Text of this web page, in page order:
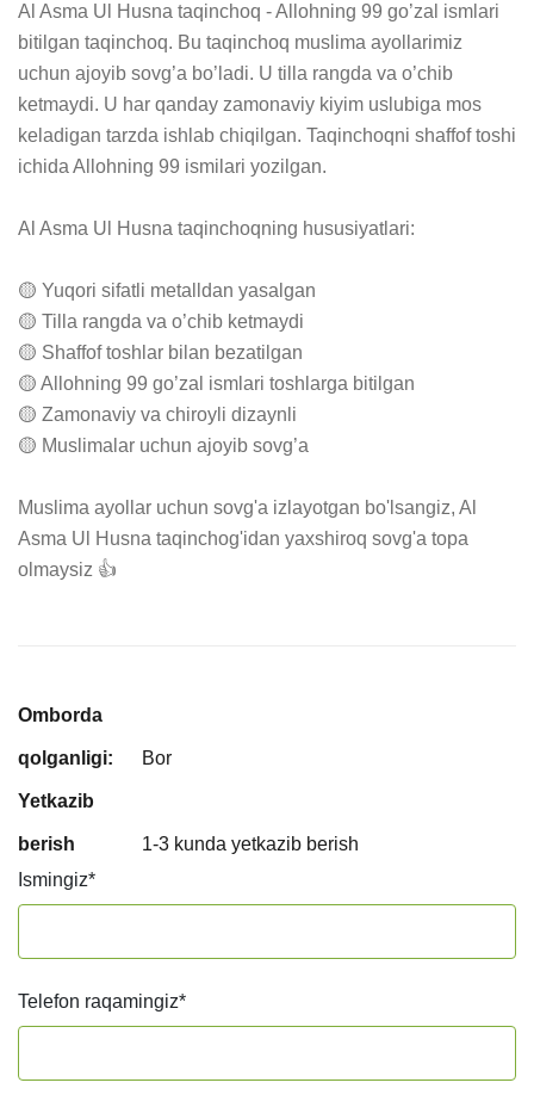
Al Asma Ul Husna taqinchoq - Allohning 99 go’zal ismlari
bitilgan taqinchoq. Bu taqinchoq muslima ayollarimiz
uchun ajoyib sovg’a bo’ladi. U tilla rangda va o’chib
ketmaydi. U har qanday zamonaviy kiyim uslubiga mos
keladigan tarzda ishlab chiqilgan. Taqinchoqni shaffof toshi
ichida Allohning 99 ismilari yozilgan.
Al Asma Ul Husna taqinchoqning hususiyatlari:
🟡 Yuqori sifatli metalldan yasalgan
🟡 Tilla rangda va o’chib ketmaydi
🟡 Shaffof toshlar bilan bezatilgan
🟡 Allohning 99 go’zal ismlari toshlarga bitilgan
🟡 Zamonaviy va chiroyli dizaynli
🟡 Muslimalar uchun ajoyib sovg’a
Muslima ayollar uchun sovg'a izlayotgan bo'lsangiz, Al
Asma Ul Husna taqinchog'idan yaxshiroq sovg'a topa
olmaysiz 👍
Omborda
qolganligi: Bor
Yetkazib
berish
1-3 kunda yetkazib berish
Ismingiz*
Telefon raqamingiz*